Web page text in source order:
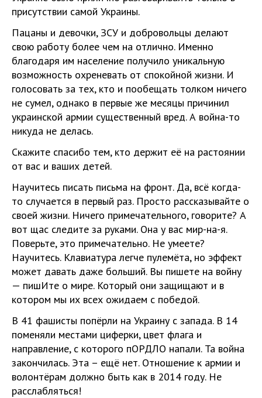
присутствии самой Украины.
Пацаны и девочки, ЗСУ и добровольцы делают
свою работу более чем на отлично. Именно
благодаря им население получило уникальную
возможность охреневать от спокойной жизни. И
голосовать за тех, кто и пообещать толком ничего
не сумел, однако в первые же месяцы причинил
украинской армии существенный вред. А война-то
никуда не делась.
Скажите спасибо тем, кто держит её на растоянии
от вас и ваших детей.
Научитесь писать письма на фронт. Да, всё когда-
то случается в первый раз. Просто рассказывайте о
своей жизни. Ничего примечательного, говорите? А
вот щас следите за руками. Она у вас мир-на-я.
Поверьте, это примечательно. Не умеете?
Научитесь. Клавиатура легче пулемёта, но эффект
может давать даже больший. Вы пишете на войну
— пишИте о мире. Который они защищают и в
котором мы их всех ожидаем с победой.
В 41 фашисты попёрли на Украину с запада. В 14
поменяли местами циферки, цвет флага и
направление, с которого пОРДЛО напали. Та война
закончилась. Эта – ещё нет. Отношение к армии и
волонтёрам должно быть как в 2014 году. Не
расслабляться!